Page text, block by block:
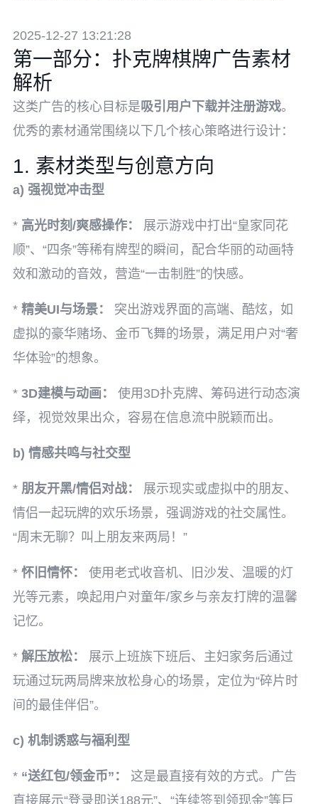
2025-12-27 13:21:28
第一部分：扑克牌棋牌广告素材
解析
这类广告的核心目标是吸引用户下载并注册游戏。
优秀的素材通常围绕以下几个核心策略进行设计：
1. 素材类型与创意方向
a) 强视觉冲击型
* 高光时刻/爽感操作：
展示游戏中打出“皇家同花
顺”、“四条”等稀有牌型的瞬间，配合华丽的动画特
效和激动的音效，营造“一击制胜”的快感。
* 精美UI与场景：
突出游戏界面的高端、酷炫，如
虚拟的豪华赌场、金币飞舞的场景，满足用户对“奢
华体验”的想象。
* 3D建模与动画：
使用3D扑克牌、筹码进行动态演
绎，视觉效果出众，容易在信息流中脱颖而出。
b) 情感共鸣与社交型
* 朋友开黑/情侣对战：
展示现实或虚拟中的朋友、
情侣一起玩牌的欢乐场景，强调游戏的社交属性。
“周末无聊？叫上朋友来两局！”
* 怀旧情怀：
使用老式收音机、旧沙发、温暖的灯
光等元素，唤起用户对童年/家乡与亲友打牌的温馨
记忆。
* 解压放松：
展示上班族下班后、主妇家务后通过
玩通过玩两局牌来放松身心的场景，定位为“碎片时
间的最佳伴侣”。
c) 机制诱惑与福利型
* “送红包/领金币”：
这是最直接有效的方式。广告
直接展示“登录即送188元”、“连续签到领现金”等巨